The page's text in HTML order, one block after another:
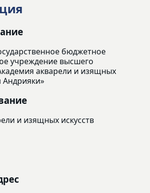
бюджетное
учреждение высшего
акварели и изящных
Андрияки»
и изящных искусств